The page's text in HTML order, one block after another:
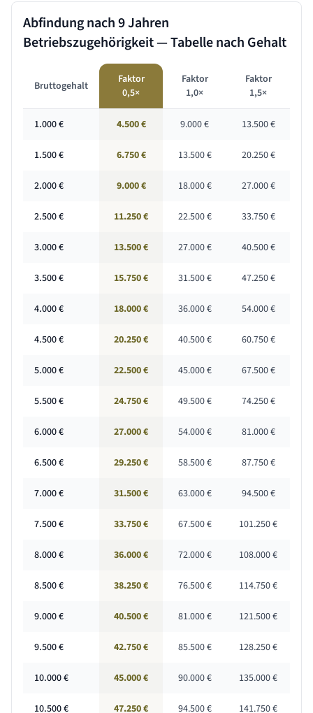
Abfindung nach9 Jahren
Betriebszugehörigkeit — Tabelle nach Gehalt
Bruttogehalt
Faktor
0,5×
Faktor
1,0×
Faktor
1,5×
1.000€ 4.500 € 9.000 € 13.500 €
1.500€ 6.750 € 13.500 € 20.250 €
2.000€ 9.000 € 18.000 € 27.000 €
2.500€ 11.250 € 22.500 € 33.750 €
3.000€ 13.500 € 27.000 € 40.500 €
3.500€ 15.750 € 31.500 € 47.250 €
4.000€ 18.000 € 36.000 € 54.000 €
4.500€ 20.250 € 40.500 € 60.750 €
5.000€ 22.500 € 45.000 € 67.500 €
5.500€ 24.750 € 49.500 € 74.250 €
6.000€ 27.000 € 54.000 € 81.000 €
6.500€ 29.250 € 58.500 € 87.750 €
7.000€ 31.500 € 63.000 € 94.500 €
7.500€ 33.750 € 67.500 € 101.250 €
8.000€ 36.000 € 72.000 € 108.000 €
8.500€ 38.250 € 76.500 € 114.750 €
9.000€ 40.500 € 81.000 € 121.500 €
9.500€ 42.750 € 85.500 € 128.250 €
10.000€ 45.000 € 90.000 € 135.000 €
10.500€ 47.250 € 94.500 € 141.750 €